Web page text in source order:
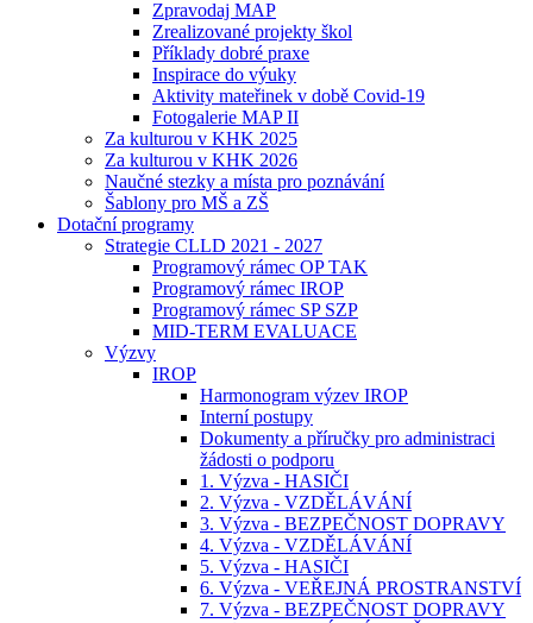
Zpravodaj MAP
Zrealizované projekty škol
Příklady dobré praxe
Inspirace do výuky
Aktivity mateřinek v době Covid-19
Fotogalerie MAP II
Za kulturou v KHK 2025
Za kulturou v KHK 2026
Naučné stezky a místa pro poznávání
Šablony pro MŠ a ZŠ
Dotační programy
Strategie CLLD 2021 - 2027
Programový rámec OP TAK
Programový rámec IROP
Programový rámec SP SZP
MID-TERM EVALUACE
Výzvy
IROP
Harmonogram výzev IROP
Interní postupy
Dokumenty a příručky pro administraci
žádosti o podporu
1. Výzva - HASIČI
2. Výzva - VZDĚLÁVÁNÍ
3. Výzva - BEZPEČNOST DOPRAVY
4. Výzva - VZDĚLÁVÁNÍ
5. Výzva - HASIČI
6. Výzva - VEŘEJNÁ PROSTRANSTVÍ
7. Výzva - BEZPEČNOST DOPRAVY